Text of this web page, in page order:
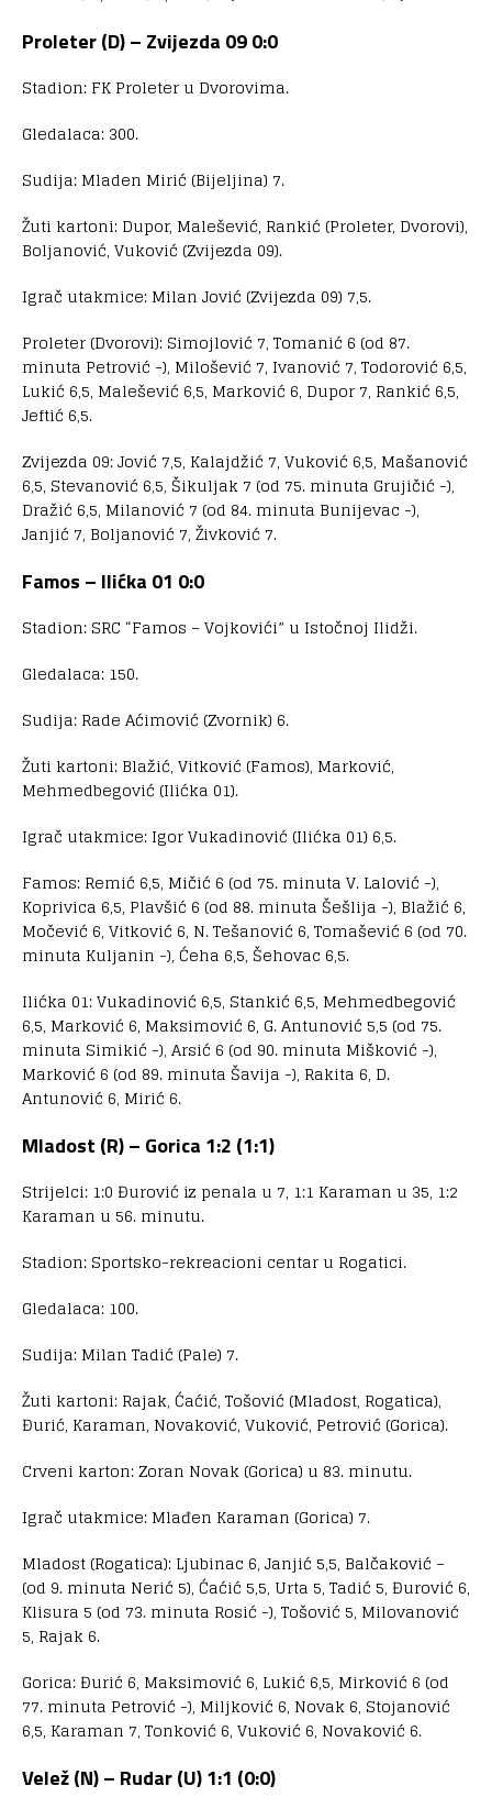
Proleter (D) – Zvijezda 09 0:0
Stadion: FK Proleter u Dvorovima.
Gledalaca: 300.
Sudija: Mladen Mirić (Bijeljina) 7.
Žuti kartoni: Dupor, Malešević, Rankić (Proleter, Dvorovi),
Boljanović, Vuković (Zvijezda 09).
Igrač utakmice: Milan Jović (Zvijezda 09) 7,5.
Proleter (Dvorovi): Simojlović 7, Tomanić 6 (od 87.
minuta Petrović -), Milošević 7, Ivanović 7, Todorović 6,5,
Lukić 6,5, Malešević 6,5, Marković 6, Dupor 7, Rankić 6,5,
Jeftić 6,5.
Zvijezda 09: Jović 7,5, Kalajdžić 7, Vuković 6,5, Mašanović
6,5, Stevanović 6,5, Šikuljak 7 (od 75. minuta Grujičić -),
Dražić 6,5, Milanović 7 (od 84. minuta Bunijevac -),
Janjić 7, Boljanović 7, Živković 7.
Famos – Ilićka 01 0:0
Stadion: SRC “Famos – Vojkovići” u Istočnoj Ilidži.
Gledalaca: 150.
Sudija: Rade Aćimović (Zvornik) 6.
Žuti kartoni: Blažić, Vitković (Famos), Marković,
Mehmedbegović (Ilićka 01).
Igrač utakmice: Igor Vukadinović (Ilićka 01) 6,5.
Famos: Remić 6,5, Mičić 6 (od 75. minuta V. Lalović -),
Koprivica 6,5, Plavšić 6 (od 88. minuta Šešlija -), Blažić 6,
Močević 6, Vitković 6, N. Tešanović 6, Tomašević 6 (od 70.
minuta Kuljanin -), Ćeha 6,5, Šehovac 6,5.
Ilićka 01: Vukadinović 6,5, Stankić 6,5, Mehmedbegović
6,5, Marković 6, Maksimović 6, G. Antunović 5,5 (od 75.
minuta Simikić -), Arsić 6 (od 90. minuta Mišković -),
Marković 6 (od 89. minuta Šavija -), Rakita 6, D.
Antunović 6, Mirić 6.
Mladost (R) – Gorica 1:2 (1:1)
Strijelci: 1:0 Đurović iz penala u 7, 1:1 Karaman u 35, 1:2
Karaman u 56. minutu.
Stadion: Sportsko-rekreacioni centar u Rogatici.
Gledalaca: 100.
Sudija: Milan Tadić (Pale) 7.
Žuti kartoni: Rajak, Ćaćić, Tošović (Mladost, Rogatica),
Đurić, Karaman, Novaković, Vuković, Petrović (Gorica).
Crveni karton: Zoran Novak (Gorica) u 83. minutu.
Igrač utakmice: Mlađen Karaman (Gorica) 7.
Mladost (Rogatica): Ljubinac 6, Janjić 5,5, Balčaković –
(od 9. minuta Nerić 5), Ćaćić 5,5, Urta 5, Tadić 5, Đurović 6,
Klisura 5 (od 73. minuta Rosić -), Tošović 5, Milovanović
5, Rajak 6.
Gorica: Đurić 6, Maksimović 6, Lukić 6,5, Mirković 6 (od
77. minuta Petrović -), Miljković 6, Novak 6, Stojanović
6,5, Karaman 7, Tonković 6, Vuković 6, Novaković 6.
Velež (N) – Rudar (U) 1:1 (0:0)